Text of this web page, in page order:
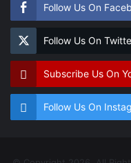
Follow Us On
Follow Us On
Subscribe Us On
Follow Us On